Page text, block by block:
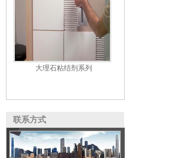
大理石粘结剂系列
联系方式